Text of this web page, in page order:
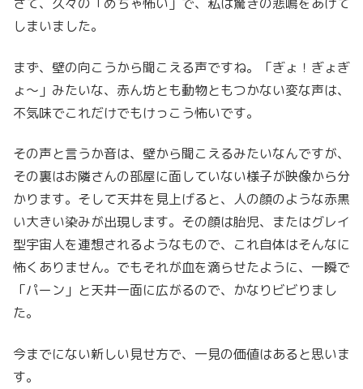
しまいました。
まず、壁の向こうから聞こえる声ですね。「ぎょ！ぎょぎ
ょ～」みたいな、赤ん坊とも動物ともつかない変な声は、
不気味でこれだけでもけっこう怖いです。
その声と言うか音は、壁から聞こえるみたいなんですが、
その裏はお隣さんの部屋に面していない様子が映像から分
かります。そして天井を見上げると、人の顔のような赤黒
い大きい染みが出現します。その顔は胎児、またはグレイ
型宇宙人を連想されるようなもので、これ自体はそんなに
怖くありません。でもそれが血を滴らせたように、一瞬で
「パーン」と天井一面に広がるので、かなりビビりまし
た。
今までにない新しい見せ方で、一見の価値はあると思いま
す。